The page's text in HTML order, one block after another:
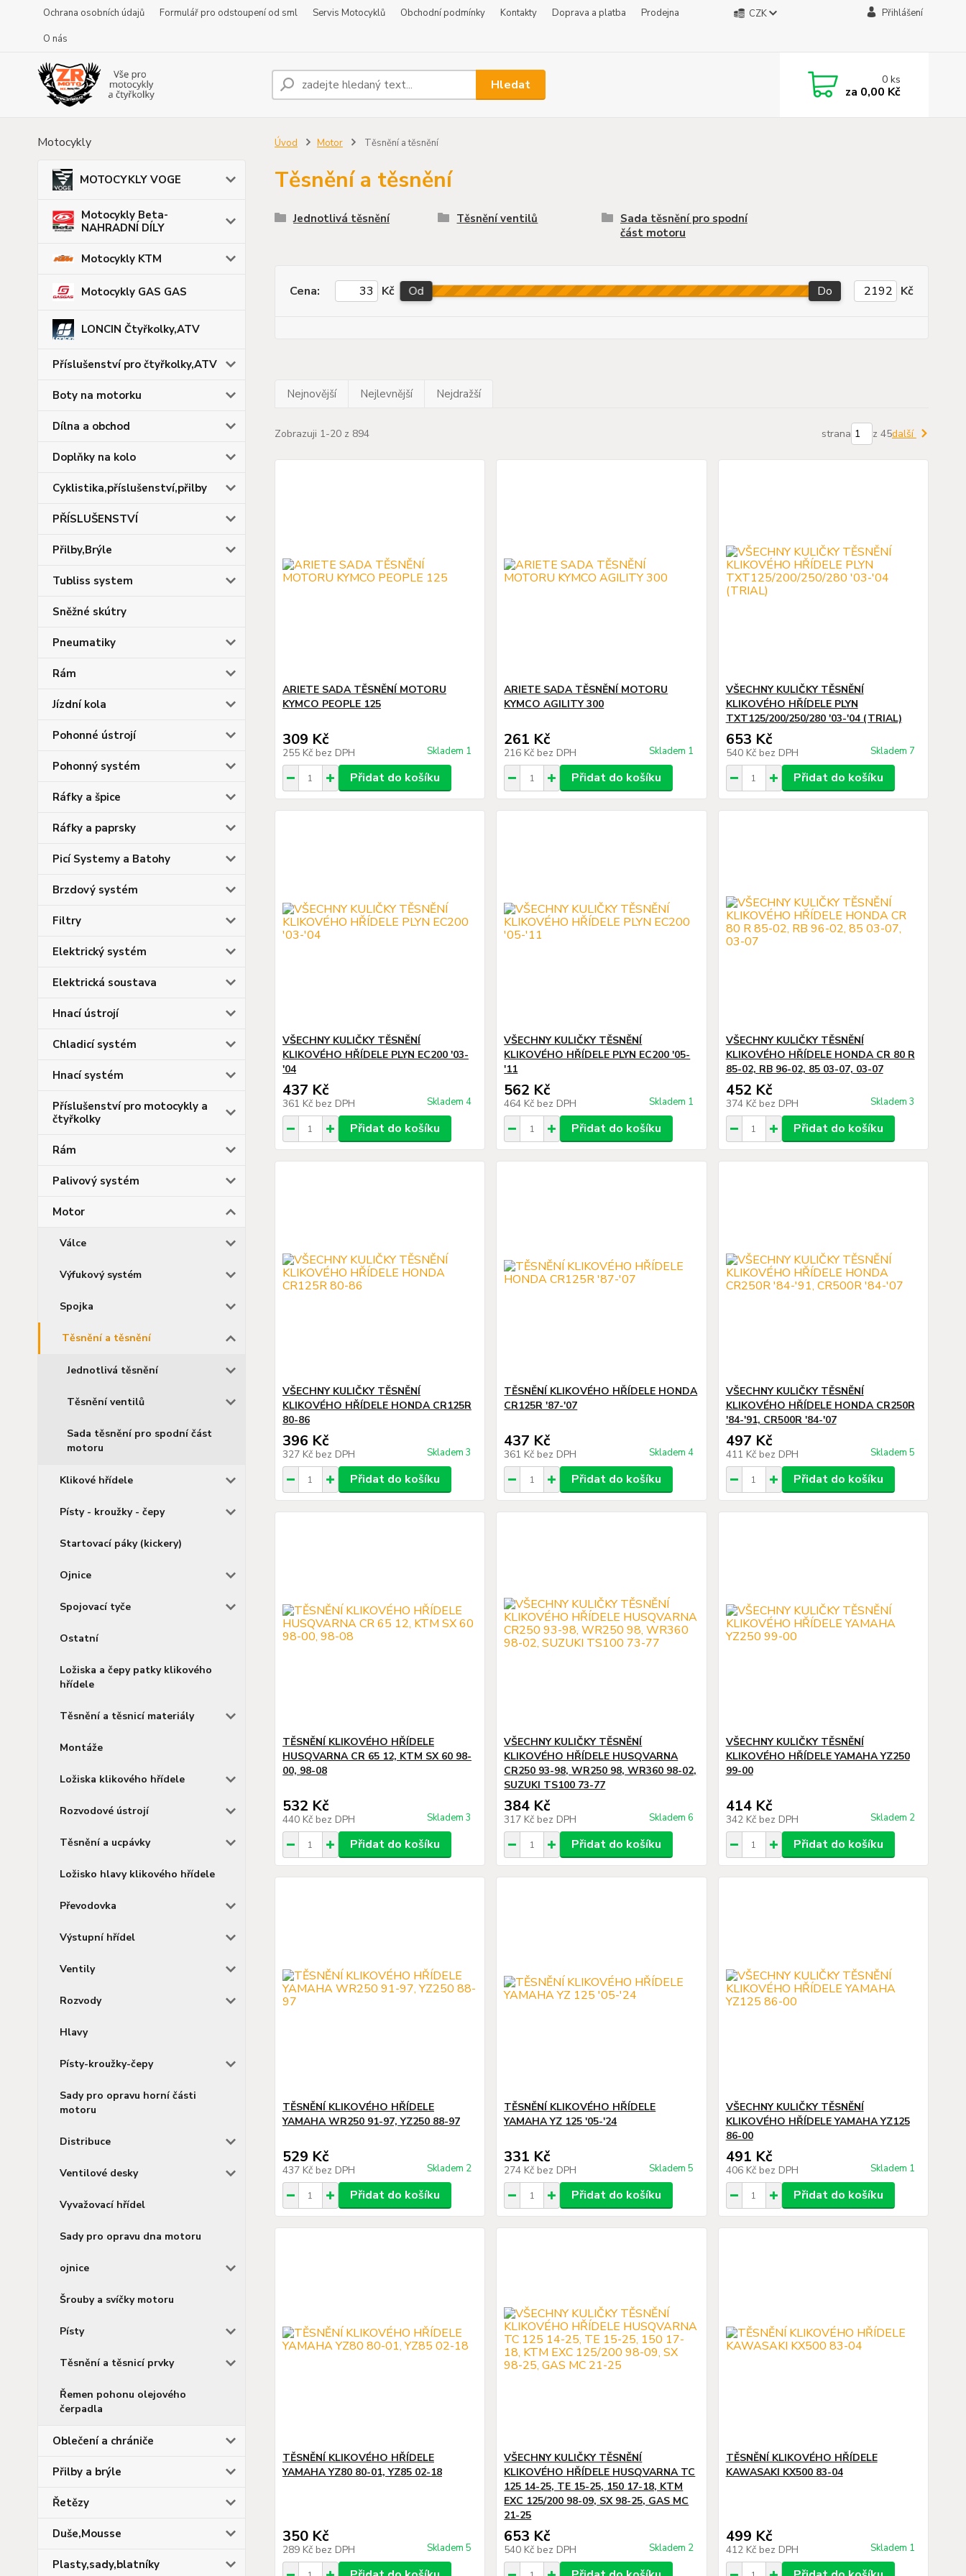
Ochrana osobních údajů Formulář pro odstoupení od sml Servis Motocyklů Obchodní podmínky Kontakty Doprava a platba
Prodejna
O nás
CZK Přihlášení
Hledat 0ks
za 0,00 Kč
Motocykly
MOTOCYKLY VOGE
Motocykly Beta-
NAHRADNÍ DÍLY
Motocykly KTM
Motocykly GAS GAS
LONCIN Čtyřkolky,ATV
Příslušenství pro čtyřkolky,ATV
Boty na motorku
Dílna a obchod
Doplňky na kolo
Cyklistika,příslušenství,přilby
PŘÍSLUŠENSTVÍ
Přilby,Brýle
Tubliss system
Sněžné skútry
Pneumatiky
Rám
Jízdní kola
Pohonné ústrojí
Pohonný systém
Ráfky a špice
Ráfky a paprsky
Picí Systemy a Batohy
Brzdový systém
Filtry
Elektrický systém
Elektrická soustava
Hnací ústrojí
Chladicí systém
Hnací systém
Příslušenství pro motocykly a
čtyřkolky
Rám
Palivový systém
Motor
Válce
Výfukový systém
Spojka
Těsnění a těsnění
Jednotlivá těsnění
Těsnění ventilů
Sada těsnění pro spodní část
motoru
Klikové hřídele
Písty - kroužky - čepy
Startovací páky (kickery)
Ojnice
Spojovací tyče
Ostatní
Ložiska a čepy patky klikového
hřídele
Těsnění a těsnicí materiály
Montáže
Ložiska klikového hřídele
Rozvodové ústrojí
Těsnění a ucpávky
Ložisko hlavy klikového hřídele
Převodovka
Výstupní hřídel
Ventily
Rozvody
Hlavy
Písty-kroužky-čepy
Sady pro opravu horní části
motoru
Distribuce
Ventilové desky
Vyvažovací hřídel
Sady pro opravu dna motoru
ojnice
Šrouby a svíčky motoru
Písty
Těsnění a těsnicí prvky
Řemen pohonu olejového
čerpadla
Oblečení a chrániče
Přilby a brýle
Řetězy
Duše,Mousse
Plasty,sady,blatníky
Úvod Motor Těsnění a těsnění
Těsnění a těsnění
Jednotlivá těsnění Těsnění ventilů
Sada těsnění pro spodní
část motoru
Cena: Kč Od Do Kč
Nejnovější Nejlevnější Nejdražší
Zobrazuji 1-20 z 894 strana z 45další
ARIETE SADA TĚSNĚNÍ MOTORU
KYMCO PEOPLE 125
309 Kč
255 Kč bez DPH Skladem 1
Přidat do košíku
ARIETE SADA TĚSNĚNÍ MOTORU
KYMCO AGILITY 300
261 Kč
216 Kč bez DPH Skladem 1
Přidat do košíku
VŠECHNY KULIČKY TĚSNĚNÍ
KLIKOVÉHO HŘÍDELE PLYN
TXT125/200/250/280 '03-'04 (TRIAL)
653 Kč
540 Kč bez DPH Skladem 7
Přidat do košíku
VŠECHNY KULIČKY TĚSNĚNÍ
KLIKOVÉHO HŘÍDELE PLYN EC200 '03-
'04
437 Kč
361 Kč bez DPH Skladem 4
Přidat do košíku
VŠECHNY KULIČKY TĚSNĚNÍ
KLIKOVÉHO HŘÍDELE PLYN EC200 '05-
'11
562 Kč
464 Kč bez DPH Skladem 1
Přidat do košíku
VŠECHNY KULIČKY TĚSNĚNÍ
KLIKOVÉHO HŘÍDELE HONDA CR 80 R
85-02, RB 96-02, 85 03-07, 03-07
452 Kč
374 Kč bez DPH Skladem 3
Přidat do košíku
VŠECHNY KULIČKY TĚSNĚNÍ
KLIKOVÉHO HŘÍDELE HONDA CR125R
80-86
396 Kč
327 Kč bez DPH Skladem 3
Přidat do košíku
TĚSNĚNÍ KLIKOVÉHO HŘÍDELE HONDA
CR125R '87-'07
437 Kč
361 Kč bez DPH Skladem 4
Přidat do košíku
VŠECHNY KULIČKY TĚSNĚNÍ
KLIKOVÉHO HŘÍDELE HONDA CR250R
'84-'91, CR500R '84-'07
497 Kč
411 Kč bez DPH Skladem 5
Přidat do košíku
TĚSNĚNÍ KLIKOVÉHO HŘÍDELE
HUSQVARNA CR 65 12, KTM SX 60 98-
00, 98-08
532 Kč
440 Kč bez DPH Skladem 3
Přidat do košíku
VŠECHNY KULIČKY TĚSNĚNÍ
KLIKOVÉHO HŘÍDELE HUSQVARNA
CR250 93-98, WR250 98, WR360 98-02,
SUZUKI TS100 73-77
384 Kč
317 Kč bez DPH Skladem 6
Přidat do košíku
VŠECHNY KULIČKY TĚSNĚNÍ
KLIKOVÉHO HŘÍDELE YAMAHA YZ250
99-00
414 Kč
342 Kč bez DPH Skladem 2
Přidat do košíku
TĚSNĚNÍ KLIKOVÉHO HŘÍDELE
YAMAHA WR250 91-97, YZ250 88-97
529 Kč
437 Kč bez DPH Skladem 2
Přidat do košíku
TĚSNĚNÍ KLIKOVÉHO HŘÍDELE
YAMAHA YZ 125 '05-'24
331 Kč
274 Kč bez DPH Skladem 5
Přidat do košíku
VŠECHNY KULIČKY TĚSNĚNÍ
KLIKOVÉHO HŘÍDELE YAMAHA YZ125
86-00
491 Kč
406 Kč bez DPH Skladem 1
Přidat do košíku
TĚSNĚNÍ KLIKOVÉHO HŘÍDELE
YAMAHA YZ80 80-01, YZ85 02-18
350 Kč
289 Kč bez DPH Skladem 5
VŠECHNY KULIČKY TĚSNĚNÍ
KLIKOVÉHO HŘÍDELE HUSQVARNA TC
125 14-25, TE 15-25, 150 17-18, KTM
EXC 125/200 98-09, SX 98-25, GAS MC
21-25
653 Kč
540 Kč bez DPH Skladem 2
TĚSNĚNÍ KLIKOVÉHO HŘÍDELE
KAWASAKI KX500 83-04
499 Kč
412 Kč bez DPH Skladem 1